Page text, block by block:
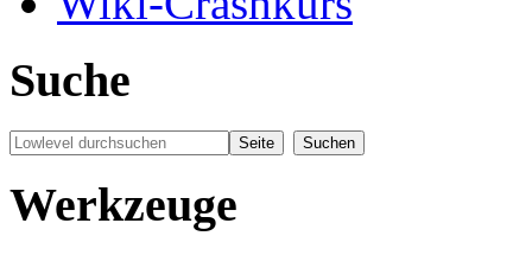
Suche
Werkzeuge